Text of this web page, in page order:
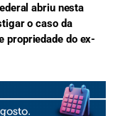
abriu nesta
o caso da
propriedade do ex-